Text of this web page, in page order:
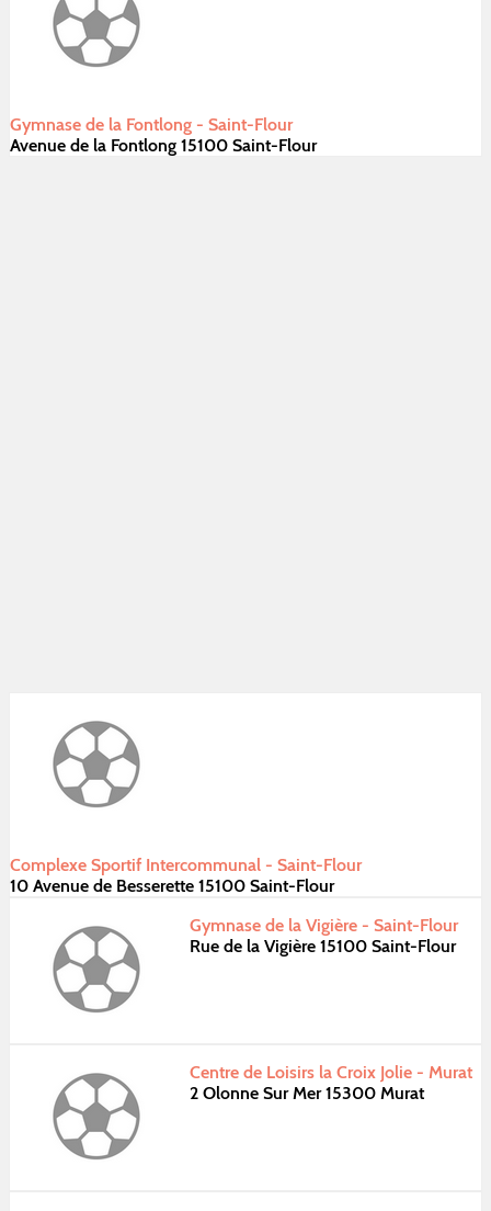
Gymnase de la Fontlong - Saint-Flour
Avenue de la Fontlong 15100 Saint-Flour
Complexe Sportif Intercommunal - Saint-Flour
10 Avenue de Besserette 15100 Saint-Flour
Gymnase de la Vigière - Saint-Flour
Rue de la Vigière 15100 Saint-Flour
Centre de Loisirs la Croix Jolie - Murat
2 Olonne Sur Mer 15300 Murat